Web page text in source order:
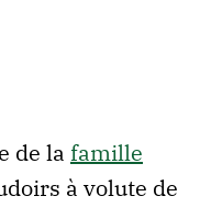
de la famille
à volute de